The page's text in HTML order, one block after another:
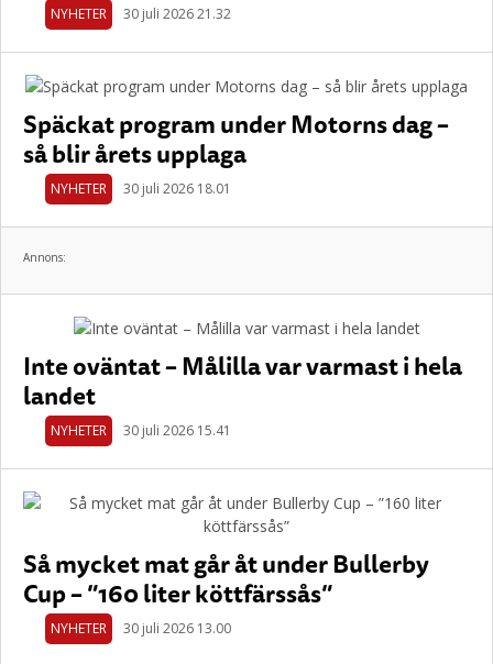
NYHETER 30 juli 2026 21.32
Späckat program under Motorns dag –
så blir årets upplaga
NYHETER 30 juli 2026 18.01
Annons:
Inte oväntat – Målilla var varmast i hela
landet
NYHETER 30 juli 2026 15.41
Så mycket mat går åt under Bullerby
Cup – ”160 liter köttfärssås”
NYHETER 30 juli 2026 13.00